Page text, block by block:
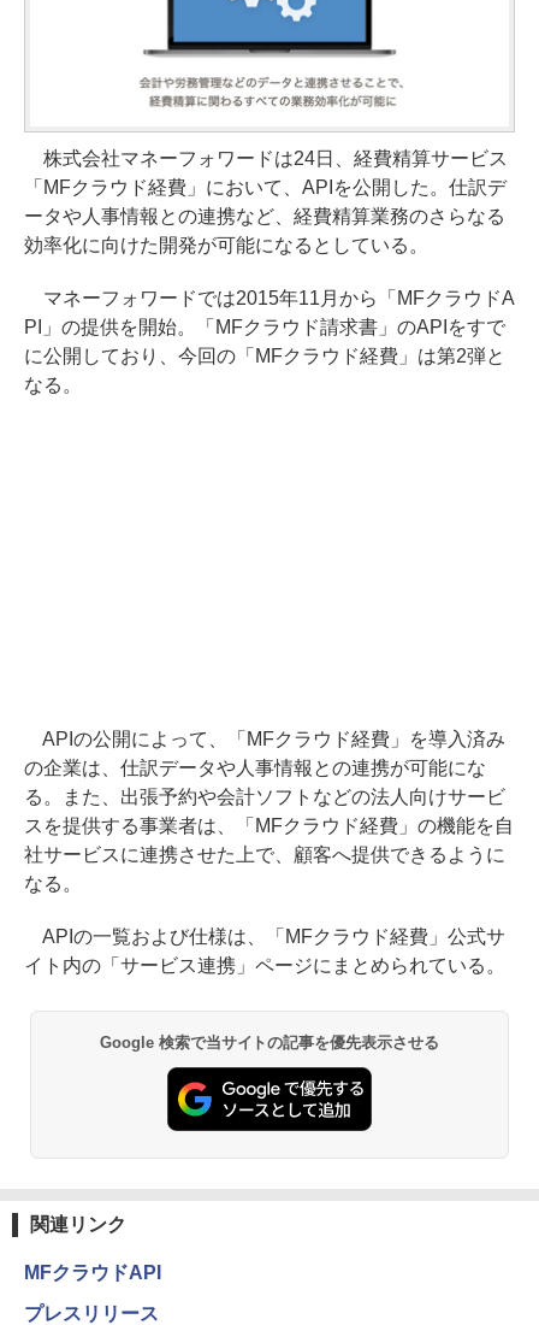
株式会社マネーフォワードは24日、経費精算サービス
「MFクラウド経費」において、APIを公開した。仕訳デ
ータや人事情報との連携など、経費精算業務のさらなる
効率化に向けた開発が可能になるとしている。
マネーフォワードでは2015年11月から「MFクラウドA
PI」の提供を開始。「MFクラウド請求書」のAPIをすで
に公開しており、今回の「MFクラウド経費」は第2弾と
なる。
APIの公開によって、「MFクラウド経費」を導入済み
の企業は、仕訳データや人事情報との連携が可能にな
る。また、出張予約や会計ソフトなどの法人向けサービ
スを提供する事業者は、「MFクラウド経費」の機能を自
社サービスに連携させた上で、顧客へ提供できるように
なる。
APIの一覧および仕様は、「MFクラウド経費」公式サ
イト内の「サービス連携」ページにまとめられている。
Google 検索で当サイトの記事を優先表示させる
関連リンク
MFクラウドAPI
プレスリリース